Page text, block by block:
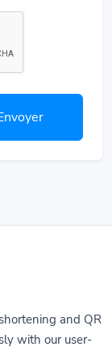
and QR
with our user-